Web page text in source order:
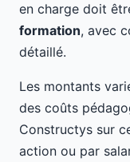
en charge doit
formation, avec
détaillé.
Les montants
des coûts
Constructys sur
action ou par